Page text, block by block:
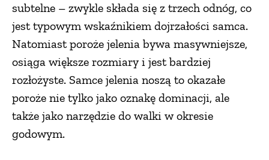
subtelne – zwykle składa się z trzech odnóg, co
jest typowym wskaźnikiem dojrzałości samca.
Natomiast poroże jelenia bywa masywniejsze,
osiąga większe rozmiary i jest bardziej
rozłożyste. Samce jelenia noszą to okazałe
poroże nie tylko jako oznakę dominacji, ale
także jako narzędzie do walki w okresie
godowym.